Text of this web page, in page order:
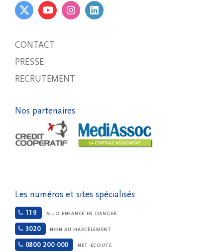
CONTACT
PRESSE
RECRUTEMENT
Nos partenaires
Les numéros et sites spécialisés
119 ALLO ENFANCE EN DANGER
3020 NON AU HARCÈLEMENT
0800 200 000 NET-ECOUTE